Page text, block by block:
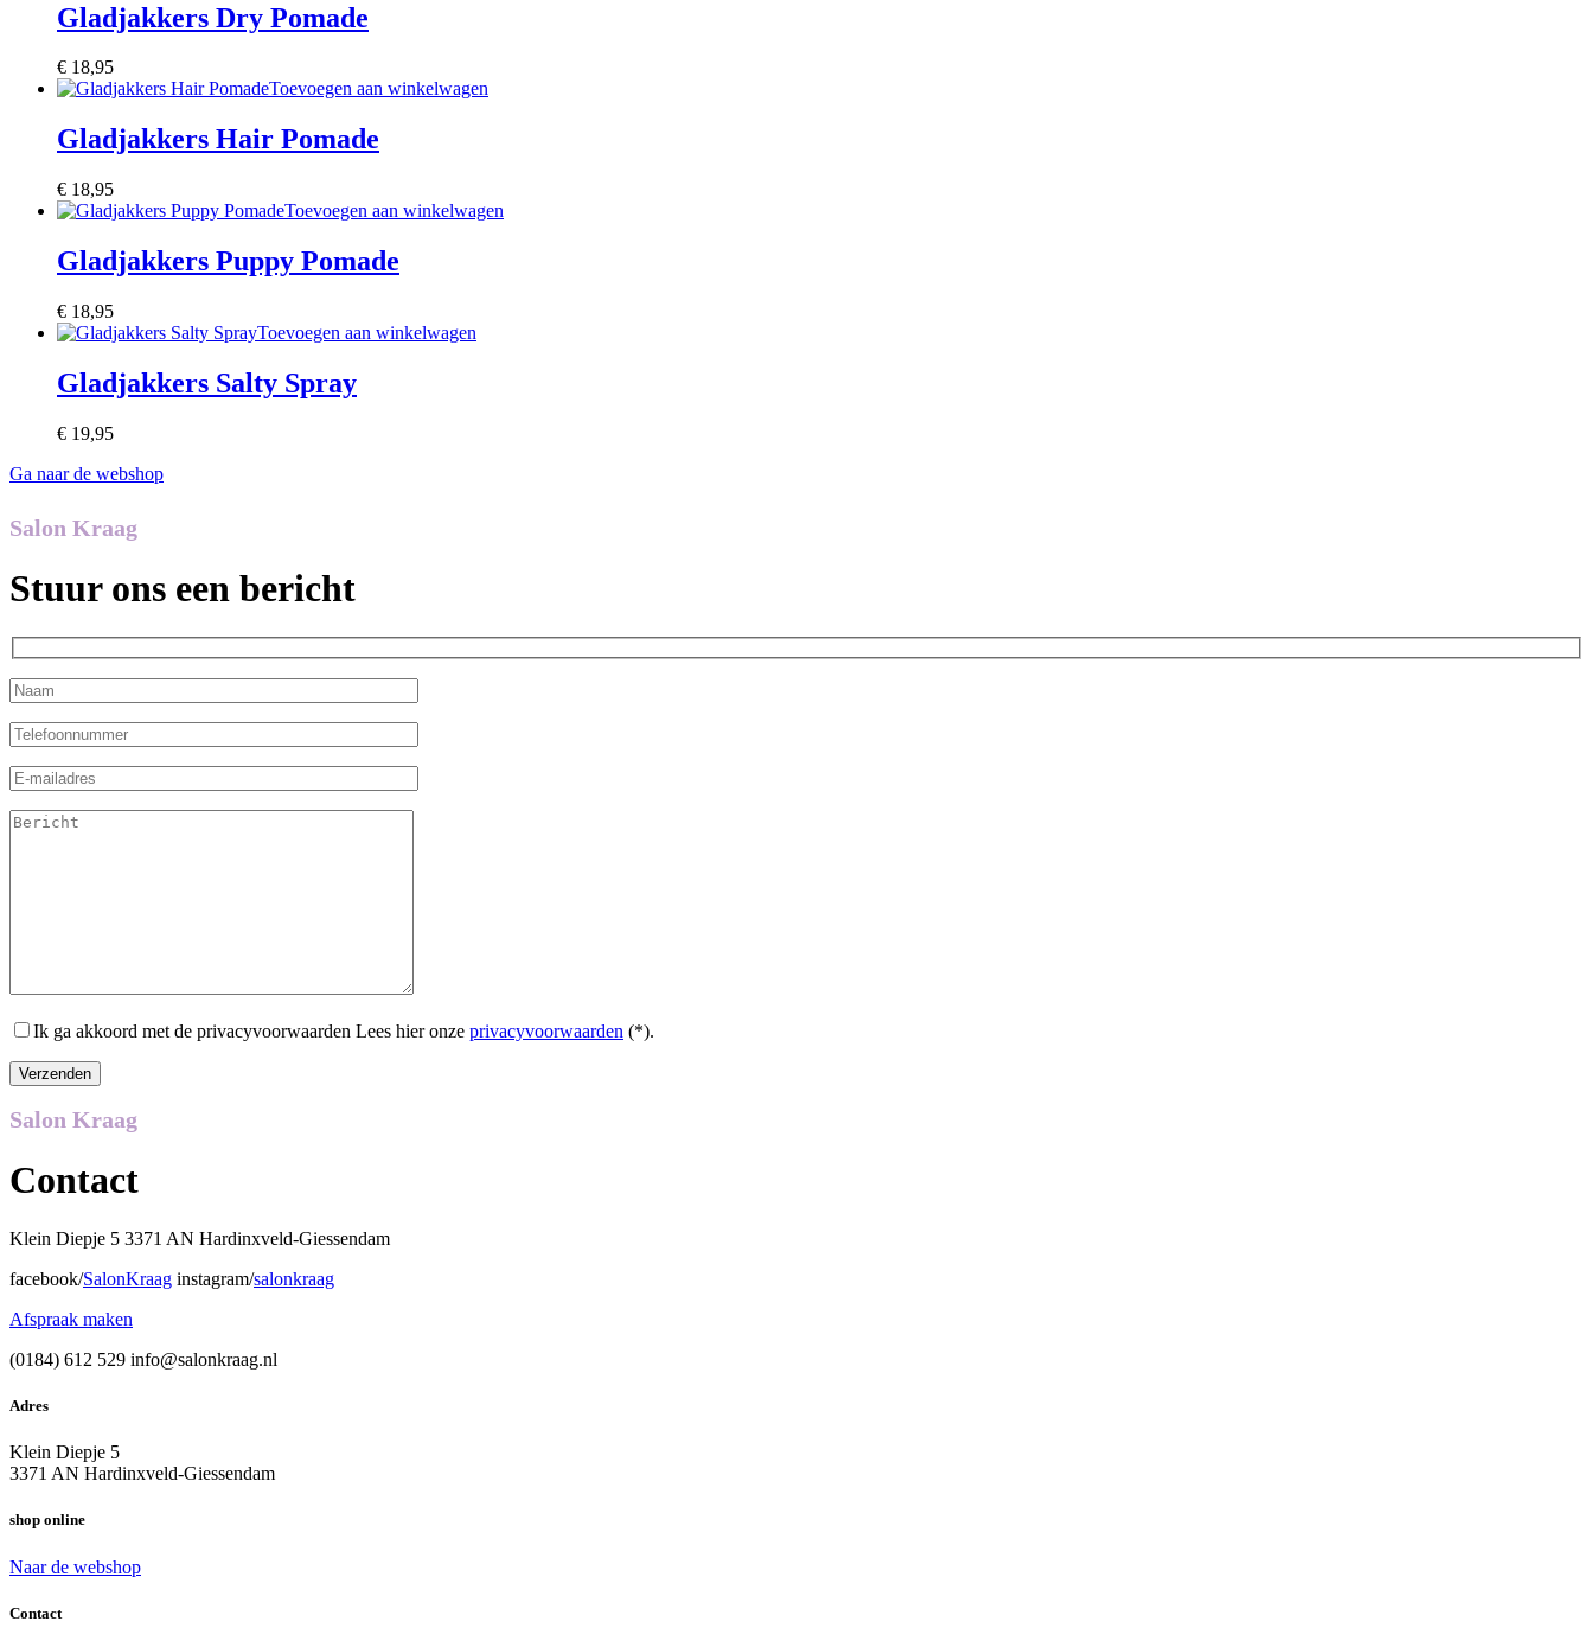
Gladjakkers Dry Pomade
€ 18,95
Toevoegen aan winkelwagen
Gladjakkers Hair Pomade
€ 18,95
Toevoegen aan winkelwagen
Gladjakkers Puppy Pomade
€ 18,95
Toevoegen aan winkelwagen
Gladjakkers Salty Spray
€ 19,95
Ga naar de webshop
Salon Kraag
Stuur ons een bericht
Ik ga akkoord met de privacyvoorwaarden Lees hier onze privacyvoorwaarden (*).
Salon Kraag
Contact
Klein Diepje 5 3371 AN Hardinxveld-Giessendam
facebook/SalonKraag instagram/salonkraag
Afspraak maken
(0184) 612 529 info@salonkraag.nl
Adres
Klein Diepje 5
3371 AN Hardinxveld-Giessendam
shop online
Naar de webshop
Contact